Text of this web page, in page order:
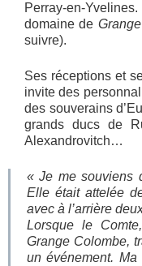
Perray-en-
domaine de
suivre).
Ses réceptions et
invite des
des souverains
grands ducs de
Alexandrovitch…
« Je me souviens
Elle était attelée
avec à l’arrière
Lorsque le
Grange Colombe,
un événement.